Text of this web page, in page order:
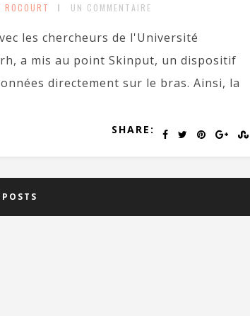
ROCOURT UN COMMENTAIRE
les chercheurs de l'Université
a mis au point Skinput, un dispositif
directement sur le bras. Ainsi, la
SHARE: